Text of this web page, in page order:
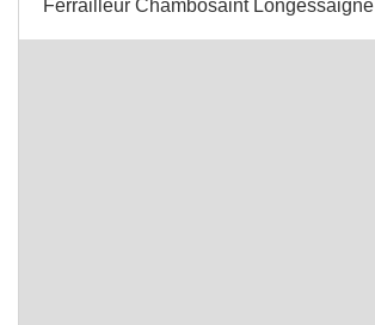
Ferrailleur Chambosaint Longessaigne